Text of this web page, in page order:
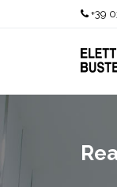
Salta al contenuto +39